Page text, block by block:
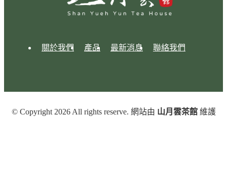
關於我們 產品 最新消息 聯絡我們
© Copyright 2026 All rights reserve. 網站由 山月雲茶館維護